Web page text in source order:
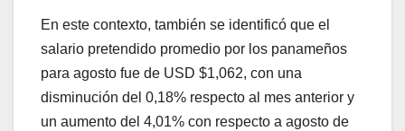
En este contexto, también se identificó que el
salario pretendido promedio por los panameños
para agosto fue de USD $1,062, con una
disminución del 0,18% respecto al mes anterior y
un aumento del 4,01% con respecto a agosto de